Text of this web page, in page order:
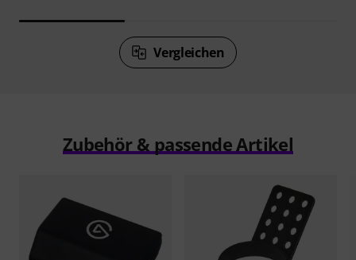
Vergleichen
Zubehör & passende Artikel